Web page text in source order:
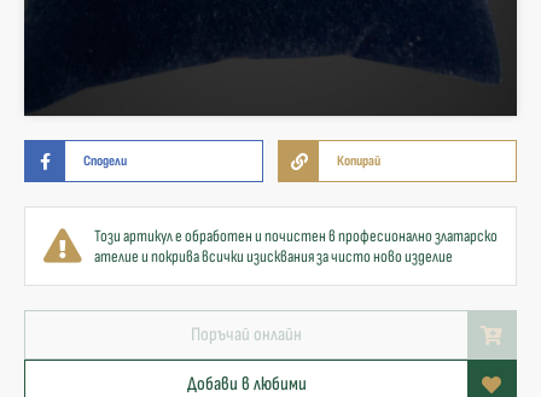
Сподели Копирай
Този артикул е обработен и почистен в професионално златарско
ателие и покрива всички изисквания за чисто ново изделие
Поръчай онлайн
Добави в любими